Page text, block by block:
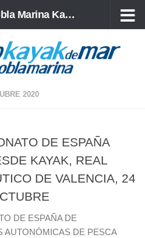
Club de Piragüismo Pobla Marina Kayak de Mar
2020
DE ESPAÑA
KAYAK, REAL
DE VALENCIA, 24
DE ESPAÑA DE
AUTONÓMICAS DE PESCA